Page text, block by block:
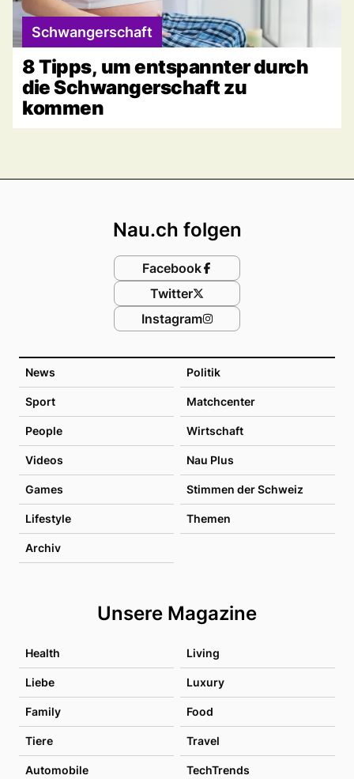
Schwangerschaft
8 Tipps, um entspannter durch
die Schwangerschaft zu
kommen
News Politik
Sport Matchcenter
People Wirtschaft
Videos Nau Plus
Games Stimmen der Schweiz
Lifestyle Themen
Archiv
Unsere Magazine
Health Living
Liebe Luxury
Family Food
Tiere Travel
Automobile TechTrends
Nau.ch folgen
Facebook
Twitter
Instagram